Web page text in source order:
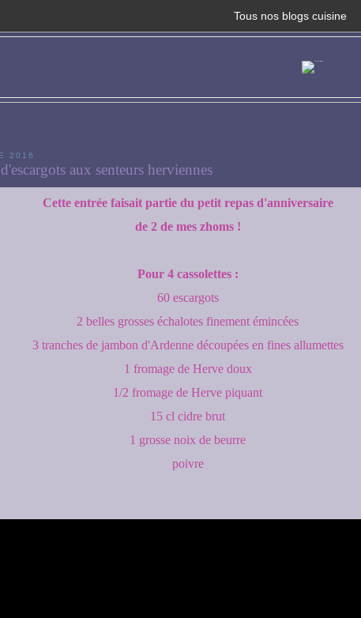
Tous nos blogs cuisine
2016
aux senteurs herviennes
Cette entrée faisait partie du petit repas d'anniversaire
de 2 de mes zhoms !
Pour 4 cassolettes :
60 escargots
2 belles grosses échalotes finement émincées
3 tranches de jambon d'Ardenne découpées en fines allumettes
1 fromage de Herve doux
1/2 fromage de Herve piquant
15 cl cidre brut
1 grosse noix de beurre
poivre